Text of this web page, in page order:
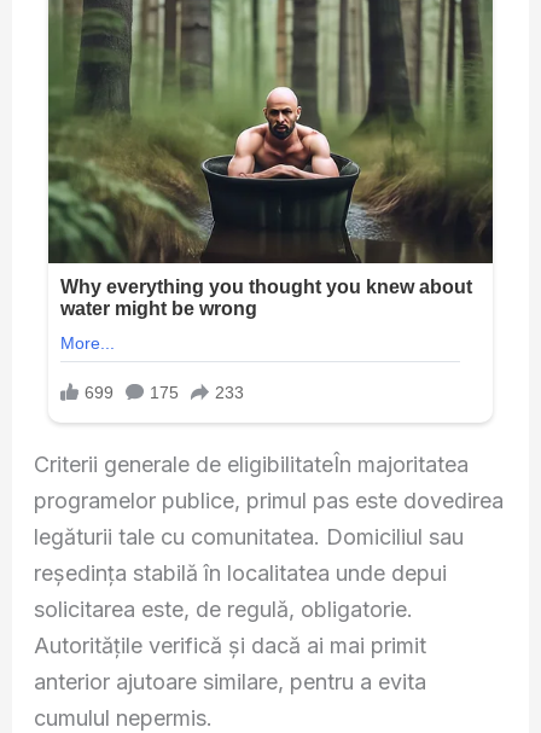
Criterii generale de eligibilitateÎn majoritatea
programelor publice, primul pas este dovedirea
legăturii tale cu comunitatea. Domiciliul sau
reședința stabilă în localitatea unde depui
solicitarea este, de regulă, obligatorie.
Autoritățile verifică și dacă ai mai primit
anterior ajutoare similare, pentru a evita
cumulul nepermis.